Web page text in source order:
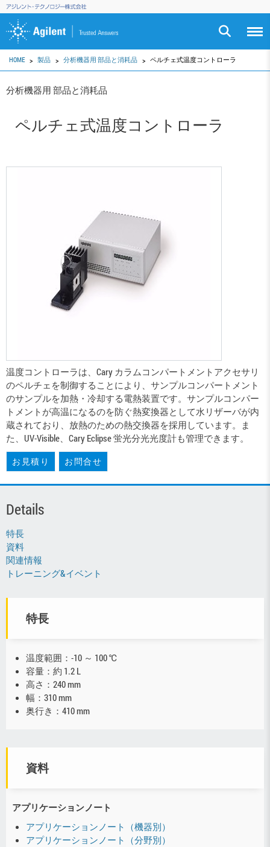
HOME 製品 分析機器用 部品と消耗品 ペルチェ式温度コントローラ
分析機器用 部品と消耗品
ペルチェ式温度コントローラ
温度コントローラは、Cary カラムコンパートメントアクセサリ
のペルチェを制御することにより、サンプルコンパートメント
のサンプルを加熱・冷却する電熱装置です。サンプルコンパー
トメントが高温になるのを防ぐ熱変換器として水リザーバが内
蔵されており、放熱のための熱交換器を採用しています。ま
た、UV-Visible、Cary Eclipse 蛍光分光光度計も管理できます。
お見積り お問合せ
Details
特長
資料
関連情報
トレーニング&イベント
特長
温度範囲：-10 ～ 100 ℃
容量：約 1.2 L
高さ：240 mm
幅：310 mm
奥行き：410 mm
資料
アプリケーションノート
アプリケーションノート（機器別）
アプリケーションノート（分野別）